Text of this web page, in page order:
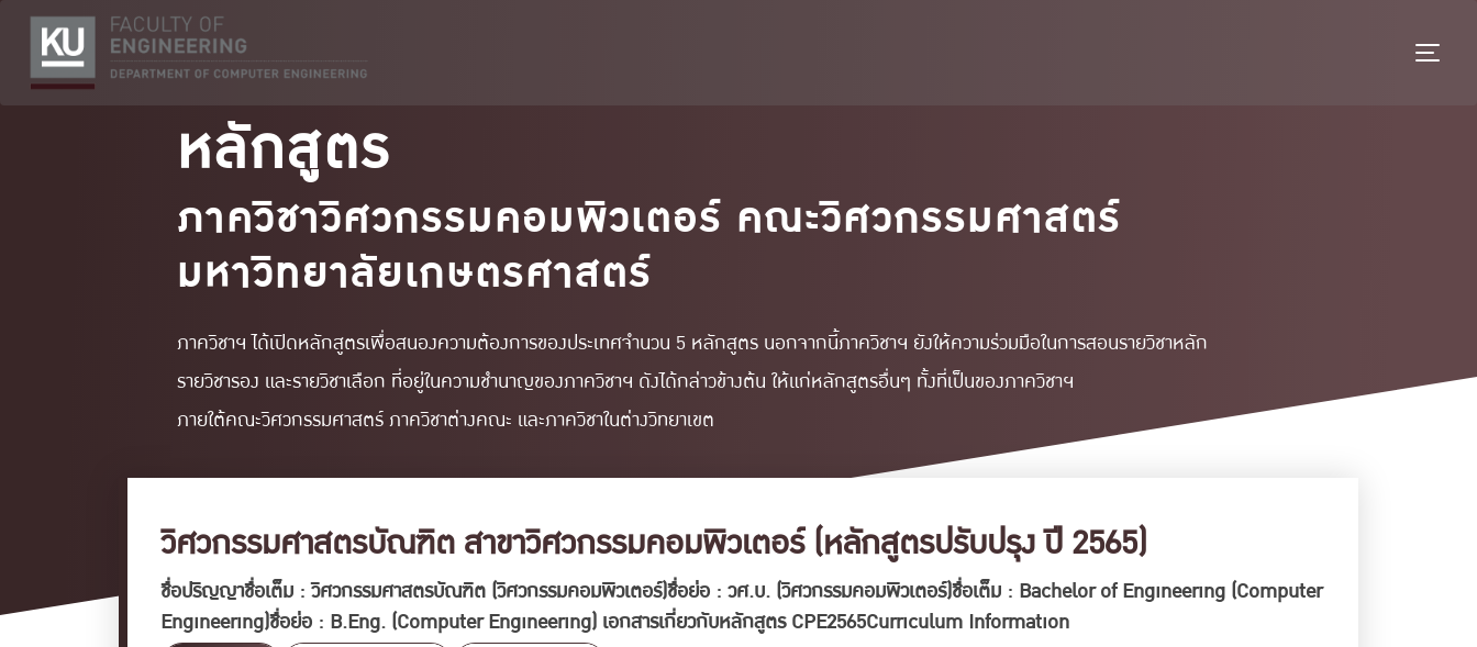
content
หลักสูตร
ภาควิชาวิศวกรรมคอมพิวเตอร์ คณะวิศวกรรมศาสตร์
มหาวิทยาลัยเกษตรศาสตร์
ภาควิชาฯ ได้เปิดหลักสูตรเพื่อสนองความต้องการของประเทศจำนวน 5 หลักสูตร นอกจากนี้ภาควิชาฯ ยังให้ความร่วมมือในการสอนรายวิชาหลัก
รายวิชารอง และรายวิชาเลือก ที่อยู่ในความชำนาญของภาควิชาฯ ดังได้กล่าวข้างต้น ให้แก่หลักสูตรอื่นๆ ทั้งที่เป็นของภาควิชาฯ
ภายใต้คณะวิศวกรรมศาสตร์ ภาควิชาต่างคณะ และภาควิชาในต่างวิทยาเขต
วิศวกรรมศาสตรบัณฑิต สาขาวิศวกรรมคอมพิวเตอร์ (หลักสูตรปรับปรุง ปี 2565)
ชื่อปริญญาชื่อเต็ม : วิศวกรรมศาสตรบัณฑิต (วิศวกรรมคอมพิวเตอร์)ชื่อย่อ : วศ.บ. (วิศวกรรมคอมพิวเตอร์)ชื่อเต็ม : Bachelor of Engineering (Computer
Engineering)ชื่อย่อ : B.Eng. (Computer Engineering) เอกสารเกี่ยวกับหลักสูตร CPE2565Curriculum Information